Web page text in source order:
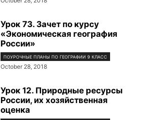
Урок 73. Зачет по курсу
«Экономическая география
России»
ПОУРОЧНЫЕ ПЛАНЫ ПО ГЕОГРАФИИ 9 КЛАСС
October 28, 2018
Урок 12. Природные ресурсы
России, их хозяйственная
оценка